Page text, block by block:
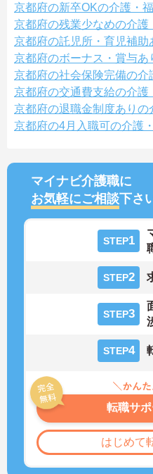
京都府の新卒OKの介護・
京都府の残業少なめの介護
京都府の託児所・育児補助
京都府のボーナス・賞与あ
京都府の社会保険完備の介
京都府の交通費支給の介護
京都府の退職金制度ありの
京都府の4月入職可の介護
マイナビ介護職に
お気軽にご相談下さ
STEP1
STEP2
STEP3
STEP4
転職サ
はじめて